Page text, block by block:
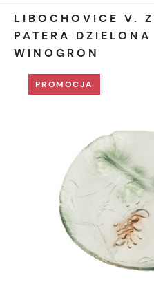
LIBOCHOVICE V.
PATERA
WINOGRON
PROMOCJA